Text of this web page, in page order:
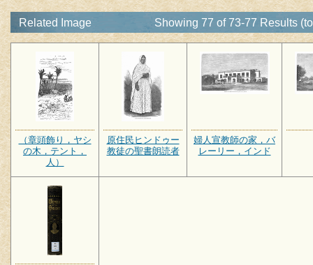
Related Image Showing 77 of 73-77 Results
（章頭飾り，ヤシ
の木，テント，
人）
原住民ヒンドゥー
教徒の聖書朗読者
婦人宣教師の家，バ
レーリー，インド